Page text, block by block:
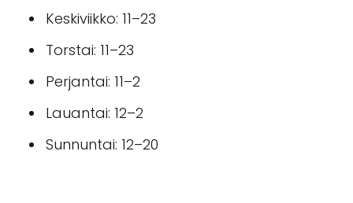
Keskiviikko: 11–23
Torstai: 11–23
Perjantai: 11–2
Lauantai: 12–2
Sunnuntai: 12–20